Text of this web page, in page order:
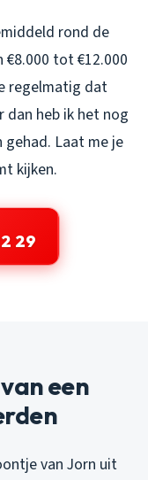
rond de
€8.000 tot €12.000
regelmatig dat
dan heb ik het nog
Laat me je
kijken.
29
een
van Jorn uit